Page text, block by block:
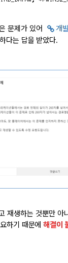
문제가 있어 개
하다는 답을 받았다.
재생하는 것뿐만 아
하기 때문에해결이